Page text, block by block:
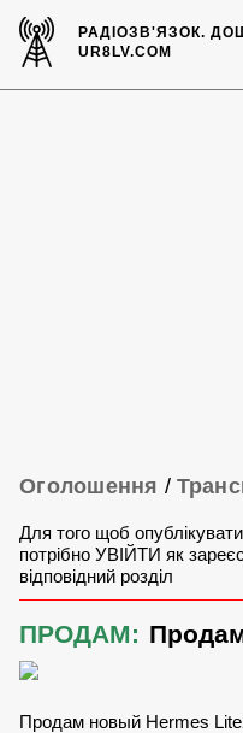
РАДІОЗВ'ЯЗОК.
UR8LV.COM
Оголошення /
Для того щоб
потрібно УВІЙТИ як
відповідний розділ
ПРОДАМ:
Продам новый Hermes